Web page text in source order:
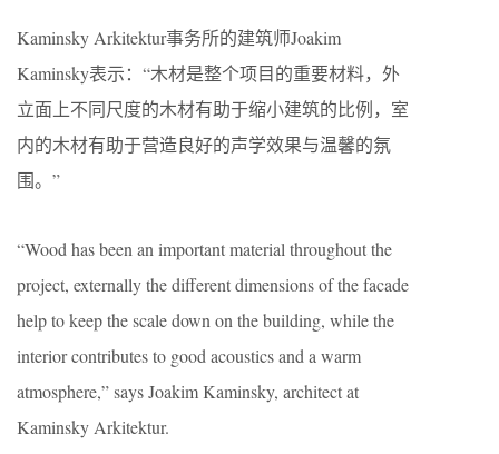
Kaminsky Arkitektur事务所的建筑师Joakim
Kaminsky表示：“木材是整个项目的重要材料，外
立面上不同尺度的木材有助于缩小建筑的比例，室
内的木材有助于营造良好的声学效果与温馨的氛
围。”
“Wood has been an important material throughout the
project, externally the different dimensions of the facade
help to keep the scale down on the building, while the
interior contributes to good acoustics and a warm
atmosphere,” says Joakim Kaminsky, architect at
Kaminsky Arkitektur.